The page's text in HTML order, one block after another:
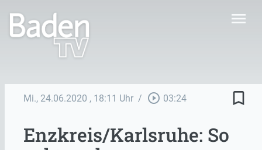
menu
Mi., 24.06.2020 , 18:11 Uhr / play_circle_outline 03:24 bookmark_border
Enzkreis/Karlsruhe: So